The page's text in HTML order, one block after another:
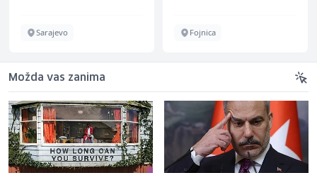
Sarajevo Fojnica
Možda vas zanima